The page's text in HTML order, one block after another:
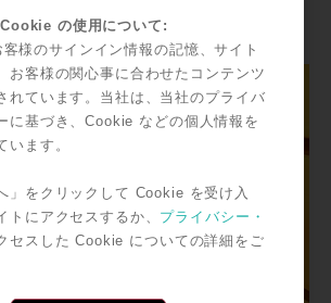
おります。
の使用について:
様のサインイン情報の記憶、サイト
お客様の関心事に合わせたコンテンツ
れています。当社は、当社のプライバ
に基づき、Cookie などの個人情報を
います。
」をクリックして Cookie を受け入
トにアクセスするか、 プライバシー・
セスした Cookie についての詳細をご